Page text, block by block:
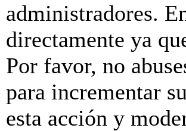
administradores.
directamente ya
Por favor, no
para incrementar
esta acción y